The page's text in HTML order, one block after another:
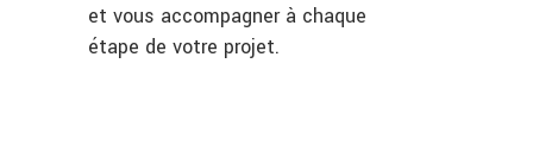
et vous accompagner à chaque
étape de votre projet.